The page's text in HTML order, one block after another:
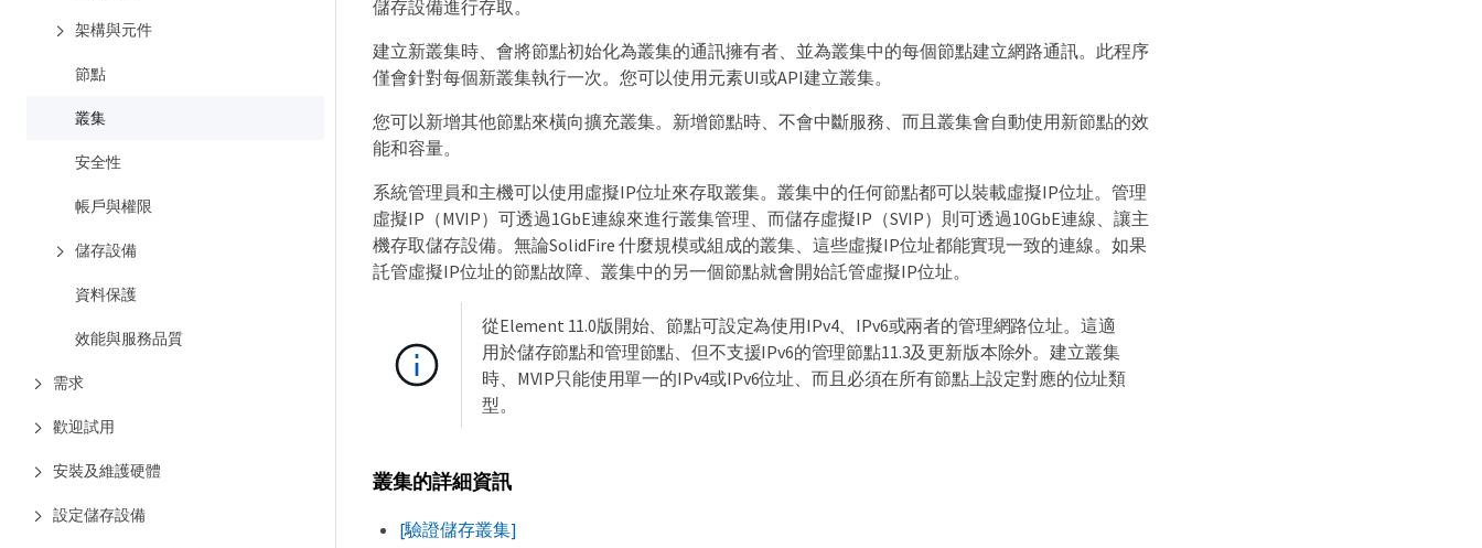
架構與元件
節點
叢集
安全性
帳戶與權限
儲存設備
資料保護
效能與服務品質
需求
歡迎試用
安裝及維護硬體
設定儲存設備
儲存設備進行存取。
建立新叢集時、會將節點初始化為叢集的通訊擁有者、並為叢集中的每個節點建立網路通訊。此程序
僅會針對每個新叢集執行一次。您可以使用元素UI或API建立叢集。
您可以新增其他節點來橫向擴充叢集。新增節點時、不會中斷服務、而且叢集會自動使用新節點的效
能和容量。
系統管理員和主機可以使用虛擬IP位址來存取叢集。叢集中的任何節點都可以裝載虛擬IP位址。管理
虛擬IP（MVIP）可透過1GbE連線來進行叢集管理、而儲存虛擬IP（SVIP）則可透過10GbE連線、讓主
機存取儲存設備。無論SolidFire 什麼規模或組成的叢集、這些虛擬IP位址都能實現一致的連線。如果
託管虛擬IP位址的節點故障、叢集中的另一個節點就會開始託管虛擬IP位址。
從Element 11.0版開始、節點可設定為使用IPv4、IPv6或兩者的管理網路位址。這適
用於儲存節點和管理節點、但不支援IPv6的管理節點11.3及更新版本除外。建立叢集
時、MVIP只能使用單一的IPv4或IPv6位址、而且必須在所有節點上設定對應的位址類
型。
叢集的詳細資訊
[驗證儲存叢集]